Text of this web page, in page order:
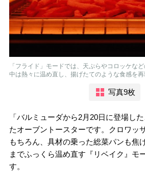
「フライド」モードでは、天ぷらやコロッケな
中は熱々に温め直し、揚げたてのような食感を再
写真9枚
「バルミューダから2月20日に登場し
たオーブントースターです。クロワッ
もちろん、具材の乗った総菜パンも焦
までふっくら温め直す『リベイク』モ
す。